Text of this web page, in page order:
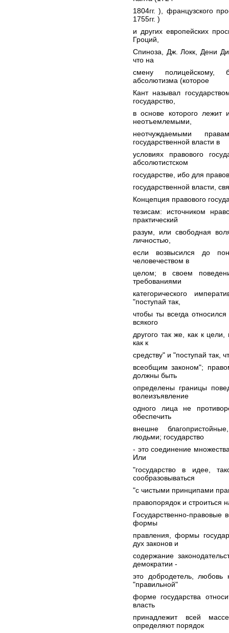
1804гг. ), французского
1755гг. )
и других европейских
Гроций,
Спиноза, Дж. Локк, Дени
что на
смену полицейскому,
абсолютизма (которое
Кант называл
государство,
в основе которого лежит
неотъемлемыми,
неотчуждаемыми
государственной власти в
условиях правового
абсолютистском
государстве, ибо для
государственной власти,
Концепция правового
тезисам: источником
практический
разум, или свободная
личностью,
если возвысился до
человечеством в
целом; в своем
требованиями
категорического
"поступай так,
чтобы ты всегда
всякого
другого так же, как к
как к
средству" и "поступай так,
всеобщим законом";
должны быть
определены границы
волеизъявление
одного лица не
обеспечить
внешне
людьми; государство
- это соединение
Или
"государство в идее,
сообразовываться
"с чистыми принципами
правопорядок и строиться
Государственно-правовые
формы
правления, формы
дух законов и
содержание
демократии -
это добродетель,
"правильной"
форме государства
власть
принадлежит всей
определяют порядок